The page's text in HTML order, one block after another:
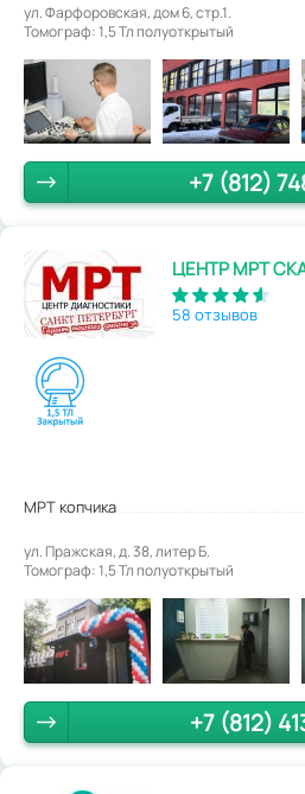
ул. Фарфоровская, дом 6, стр.1.
Томограф: 1,5 Тл полуоткрытый
+7 (812)
ЦЕНТР МРТ
58 отзывов
МРТ копчика
ул. Пражская, д. 38, литер Б.
Томограф: 1,5 Тл полуоткрытый
+7 (812)